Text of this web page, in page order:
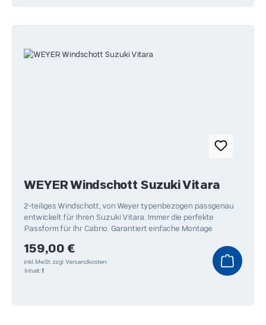
WEYER Windschott Suzuki Vitara
2-teiliges Windschott, von Weyer typenbezogen passgenau
entwickelt für Ihren Suzuki Vitara. Immer die perfekte
Passform für Ihr Cabrio. Garantiert einfache Montage
Regulärer Preis:
159,00 €
inkl. MwSt. zzgl. Versandkosten
Inhalt: 1